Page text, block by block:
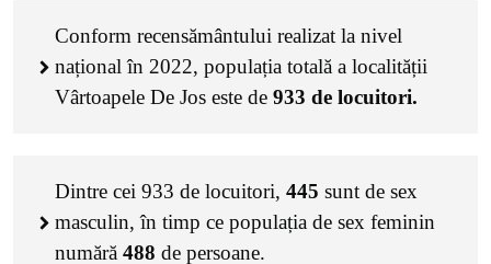
Conform recensământului realizat la nivel
național în 2022, populația totală a localității
Vârtoapele De Jos este de 933 de locuitori.
Dintre cei 933 de locuitori, 445 sunt de sex
masculin, în timp ce populația de sex feminin
numără 488 de persoane.